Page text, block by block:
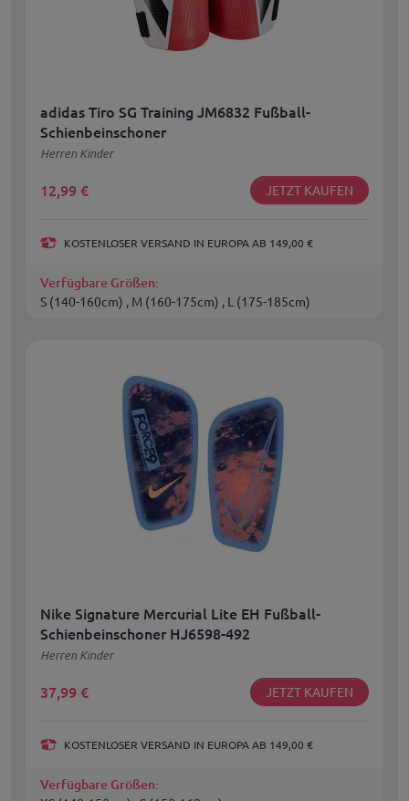
adidas Tiro SG Training JM6832 Fußball-
Schienbeinschoner
Herren Kinder
12,99 € JETZT KAUFEN
KOSTENLOSER VERSAND IN EUROPA AB 149,00 €
Verfügbare Größen:
S (140-160cm) , M (160-175cm) , L (175-185cm)
Nike Signature Mercurial Lite EH Fußball-
Schienbeinschoner HJ6598-492
Herren Kinder
37,99 € JETZT KAUFEN
KOSTENLOSER VERSAND IN EUROPA AB 149,00 €
Verfügbare Größen: